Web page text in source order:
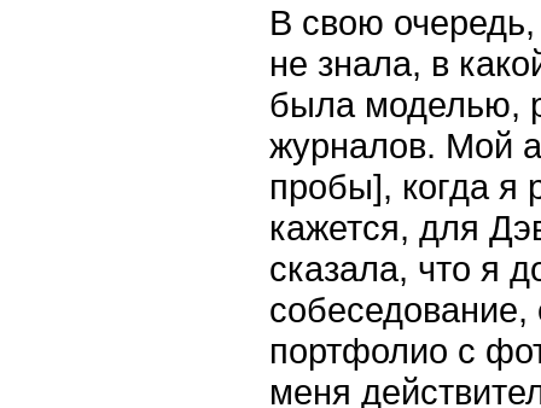
В свою
не знала, в
была моделью,
журналов. Мой
пробы], когда я
кажется, для
сказала, что я
портфолио с
меня